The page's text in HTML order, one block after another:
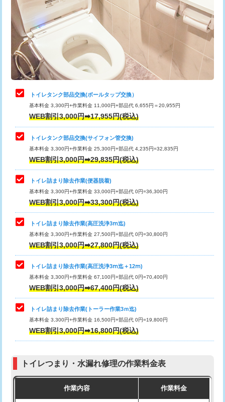
トイレタンク部品交換(ボールタップ交換）
基本料金 3,300円+作業料金 11,000円+部品代 6,655円＝20,955円
WEB割引3,000円➡17,955円(税込)
トイレタンク部品交換(サイフォン管交換)
基本料金 3,300円+作業料金 25,300円+部品代 4,235円=32,835円
WEB割引3,000円➡29,835円(税込)
トイレ詰まり除去作業(便器脱着)
基本料金 3,300円+作業料金 33,000円+部品代 0円=36,300円
WEB割引3,000円➡33,300円(税込)
トイレ詰まり除去作業(高圧洗浄3ⅿ迄)
基本料金 3,300円+作業料金 27,500円+部品代 0円=30,800円
WEB割引3,000円➡27,800円(税込)
トイレ詰まり除去作業(高圧洗浄3ⅿ迄＋12ⅿ)
基本料金 3,300円+作業料金 67,100円+部品代 0円=70,400円
WEB割引3,000円➡67,400円(税込)
トイレ詰まり除去作業(トーラー作業3ｍ迄)
基本料金 3,300円+作業料金 16,500円+部品代 0円=19,800円
WEB割引3,000円➡16,800円(税込)
トイレつまり・水漏れ修理の作業料金表
作業内容 作業料金